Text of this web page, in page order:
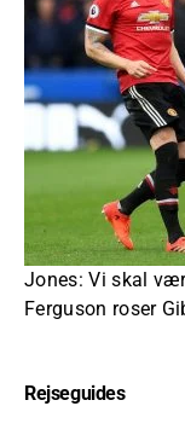
Jones: Vi skal
Ferguson roser
Rejseguides